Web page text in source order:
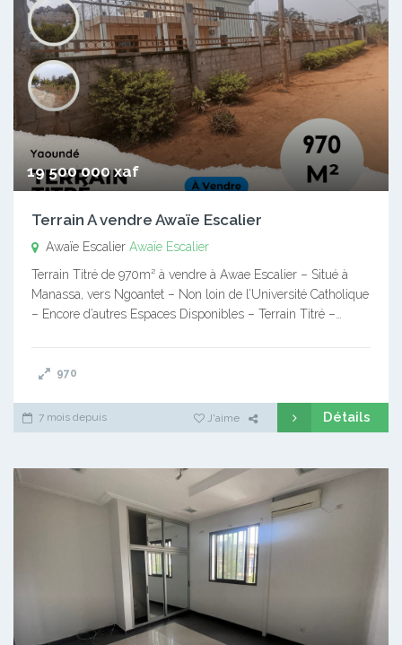
19 500 000 xaf
Terrain A vendre Awaïe Escalier
Awaïe Escalier Awaïe Escalier
Terrain Titré de 970m² à vendre à Awae Escalier – Situé à
Manassa, vers Ngoantet – Non loin de l’Université Catholique
– Encore d’autres Espaces Disponibles – Terrain Titré –…
970
7 mois depuis J'aime Détails